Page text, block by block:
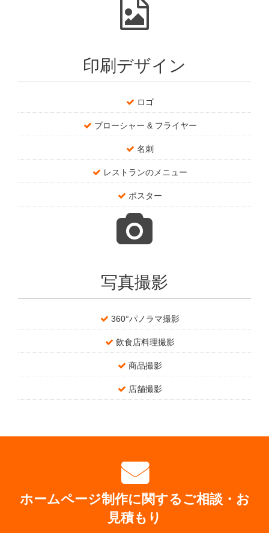
印刷デザイン
ロゴ
ブローシャー & フライヤー
名刺
レストランのメニュー
ポスター
写真撮影
360°パノラマ撮影
飲食店料理撮影
商品撮影
店舗撮影
ホームページ制作に関するご相談・お
見積もり